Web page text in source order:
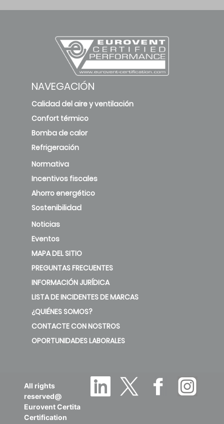
NAVEGACIÓN
Calidad del aire y ventilación
Confort térmico
Bomba de calor
Refrigeración
Normativa
Incentivos fiscales
Ahorro energético
Sostenibilidad
Noticias
Eventos
MAPA DEL SITIO
PREGUNTAS FRECUENTES
INFORMACIÓN JURÍDICA
LISTA DE INCIDENTES DE MARCAS
¿QUIÉNES SOMOS?
CONTACTE CON NOSTROS
OPORTUNIDADES LABORALES
All rights
reserved@
Eurovent Certita
Certification